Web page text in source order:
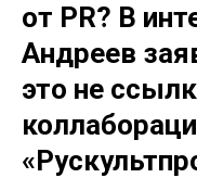
от PR? В
Андреев
это не